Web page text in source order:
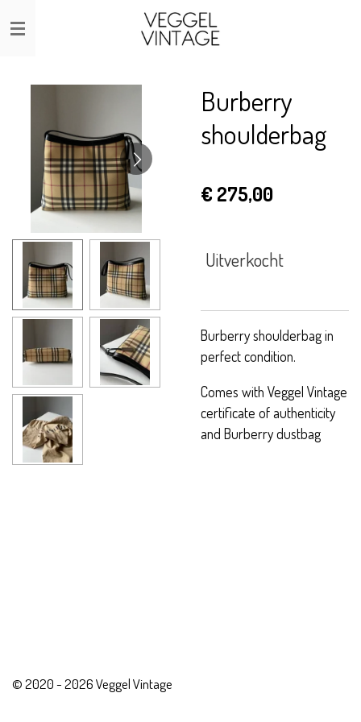
Ga
direct
Burberry
shoulderbag
€ 275,00
Uitverkocht
Burberry shoulderbag in
perfect condition.
Comes with Veggel Vintage
certificate of authenticity
and Burberry dustbag
© 2020 - 2026 Veggel Vintage